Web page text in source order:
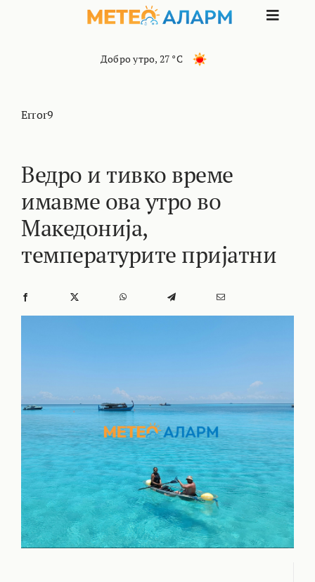
Toggle
КОНТАКТ
Добро утро, 27 °C
Error9
Ведро и тивко време
имавме ова утро во
Македонија,
температурите пријатни